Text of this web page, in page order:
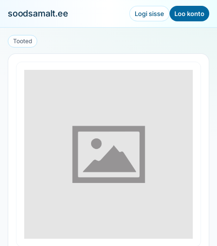
soodsamalt.ee Logi sisse Loo konto
Tooted